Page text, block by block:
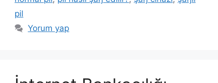
pil
Yorum yap